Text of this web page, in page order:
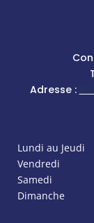
Adresse :
Lundi au Jeudi
Vendredi
Samedi
Dimanche